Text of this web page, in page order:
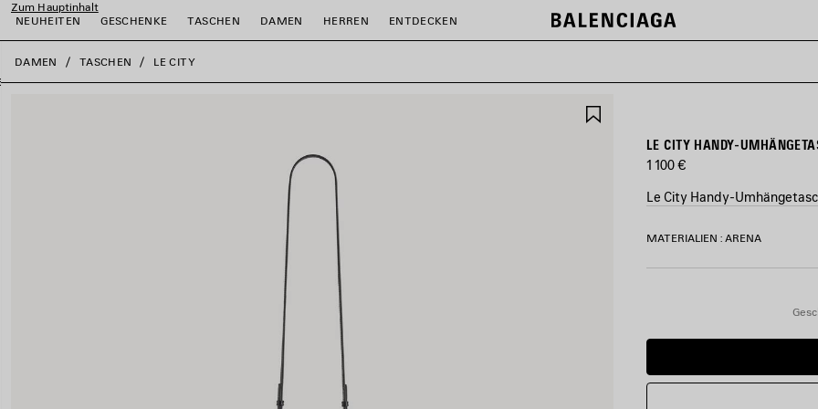
Zum Hauptinhalt
NEUHEITEN
GESCHENKE TASCHEN DAMEN HERREN ENTDECKEN
close the banner
DAMEN TASCHEN LE CITY
LE CITY HANDY-
1 100 €
Le City Handy-
FARBEN
MATERIALIEN : ARENA